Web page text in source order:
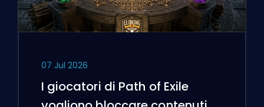
07 Jul 2026
I giocatori di Path of Exile